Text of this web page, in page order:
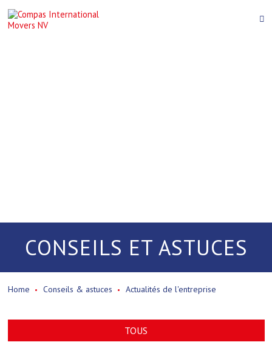
CONSEILS ET ASTUCES
Home Conseils & astuces Actualités de l'entreprise
TOUS